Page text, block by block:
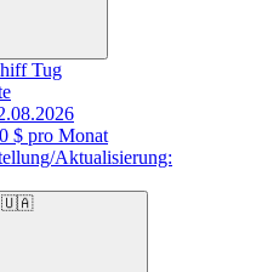
Tug
$ pro Monat
Aktualisierung:
🇺🇦